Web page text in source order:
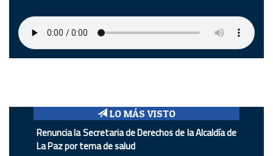
LO MÁS VISTO
Renuncia la Secretaria de Derechos de la Alcaldía de
La Paz por tema de salud